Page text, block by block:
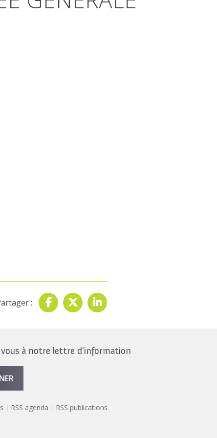
:
à notre lettre d’information
RSS agenda RSS publications